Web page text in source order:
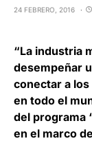
24 FEBRERO, 2016
“La industria
desempeñar
conectar a
en todo el
del programa
en el marco